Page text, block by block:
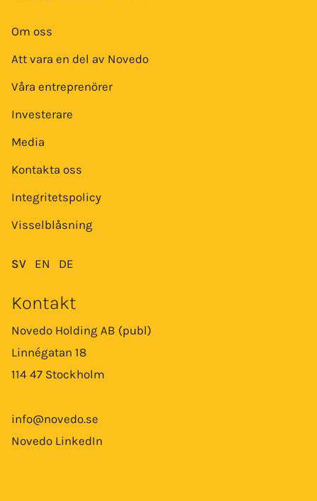
Om oss
Att vara en del av Novedo
Våra entreprenörer
Investerare
Media
Kontakta oss
Integritetspolicy
Visselblåsning
SV EN DE
Kontakt
Novedo Holding AB (publ)
Linnégatan 18
114 47 Stockholm
info@novedo.se
Novedo LinkedIn